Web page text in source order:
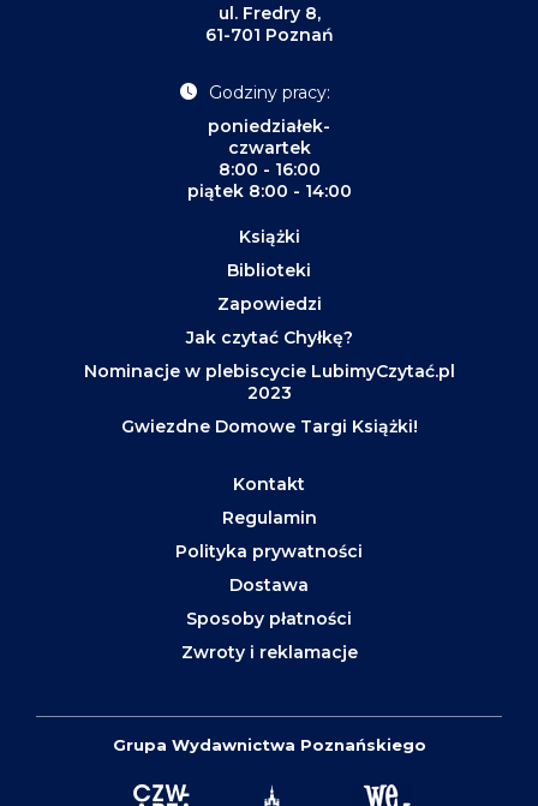
ul. Fredry 8,
61-701 Poznań
Godziny pracy:
poniedziałek-
czwartek
8:00 - 16:00
piątek 8:00 - 14:00
Książki
Biblioteki
Zapowiedzi
Jak czytać Chyłkę?
Nominacje w plebiscycie LubimyCzytać.pl
2023
Gwiezdne Domowe Targi Książki!
Kontakt
Regulamin
Polityka prywatności
Dostawa
Sposoby płatności
Zwroty i reklamacje
Grupa Wydawnictwa Poznańskiego